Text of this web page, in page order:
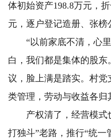
体初始资产198.8万元，
元，逐户登记造册、张榜
“以前家底不清，心里
白，我们都是集体的股
议，脸上满是踏实。村
类管理，劳动与收益各归
产权清了，经营模式
打独斗”老路，推行“统一